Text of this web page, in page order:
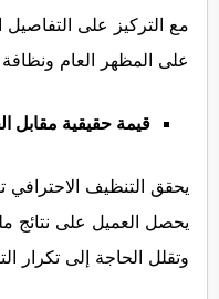
مع التركيز على
على المظهر العام
قيمة حقيقية مقابل
يحقق التنظيف الاحترافي
يحصل العميل على نتائج
وتقلل الحاجة إلى تكرار